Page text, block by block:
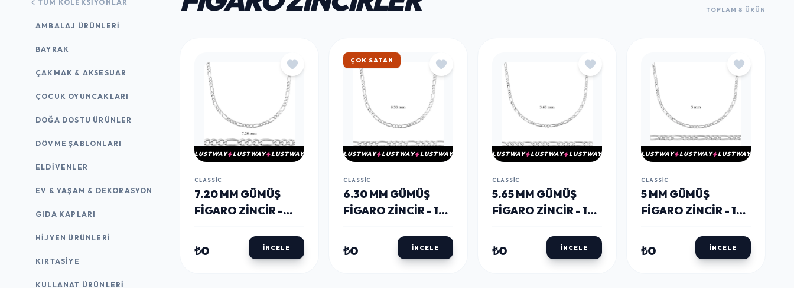
TÜM KOLEKSIYONLAR
AMBALAJ ÜRÜNLERI
BAYRAK
ÇAKMAK & AKSESUAR
ÇOCUK OYUNCAKLARI
DOĞA DOSTU ÜRÜNLER
DÖVME ŞABLONLARI
ELDIVENLER
EV & YAŞAM & DEKORASYON
GIDA KAPLARI
HIJYEN ÜRÜNLERI
KIRTASİYE
KULLANAT ÜRÜNLERI
TOPLAM 8 ÜRÜN
LUSTWAY LUSTWAY LUSTWAY
CLASSIC
7.20 MM GÜMÜŞ
FIGARO ZINCIR -
₺0 İNCELE
ÇOK SATAN
LUSTWAY LUSTWAY LUSTWAY
CLASSIC
6.30 MM GÜMÜŞ
FIGARO ZINCIR - 180
₺0 İNCELE
LUSTWAY LUSTWAY LUSTWAY
CLASSIC
5.65 MM GÜMÜŞ
FIGARO ZINCIR - 160
₺0 İNCELE
LUSTWAY LUSTWAY LUSTWAY
CLASSIC
5 MM GÜMÜŞ
FIGARO ZINCIR - 140
₺0 İNCELE